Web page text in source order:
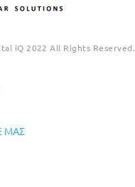
iQ 2022 All Rights Reserved.
ΜΑΣ